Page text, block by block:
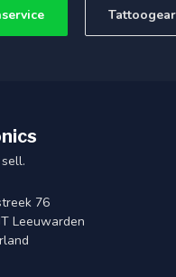
Tattoogear
76
Leeuwarden